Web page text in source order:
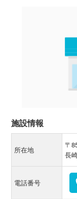
施設情報
所在地
〒
長
電話番号